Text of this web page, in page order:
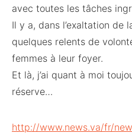
avec toutes les tâches
Il y a, dans l’exaltation de
quelques relents de
femmes à leur foyer.
Et là, j’ai quant à moi
réserve…
http://www.news.va/fr/